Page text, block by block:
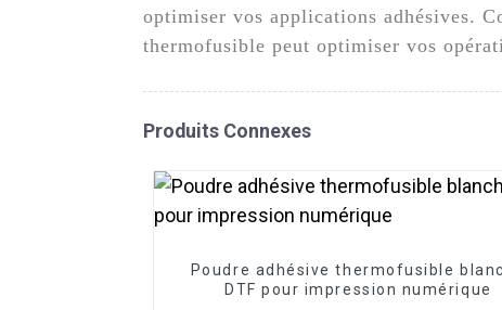
optimiser vos applications adhésives.
thermofusible peut optimiser vos
Produits Connexes
Poudre adhésive thermofusible
DTF pour impression numérique